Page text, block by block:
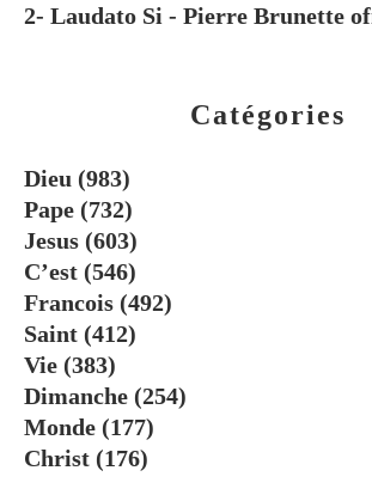
Catégories
Dieu (983)
Pape (732)
Jesus (603)
C’est (546)
Francois (492)
Saint (412)
Vie (383)
Dimanche (254)
Monde (177)
Christ (176)
2- Laudato Si - Pierre Brunette